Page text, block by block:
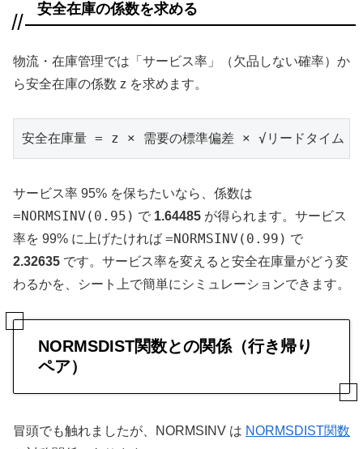
安全在庫の係数を求める
物流・在庫管理では「サービス率」（欠品しない確率）か
ら安全在庫の係数 z を求めます。
安全在庫量 = z × 需要の標準偏差 × √リードタイム
サービス率 95% を保ちたいなら、係数は
=NORMSINV(0.95) で 1.64485 が得られます。サービス
率を 99% に上げたければ =NORMSINV(0.99) で
2.32635 です。サービス率を変えると安全在庫量がどう変
わるかを、シート上で簡単にシミュレーションできます。
NORMSDIST関数との関係（行き帰り
ペア）
冒頭でも触れましたが、NORMSINV は NORMSDIST関数